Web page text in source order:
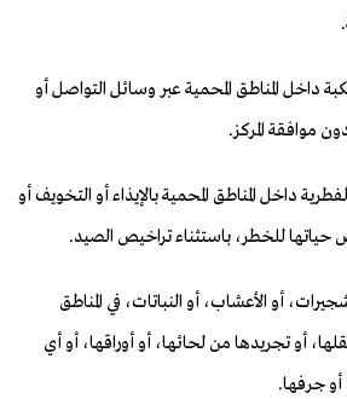
داخل المناطق المحمية عبر وسائل التواصل أو
موافقة المركز.
داخل المناطق المحمية بالإيذاء أو التخويف أو
حياتها للخطر، باستثناء تراخيص الصيد.
أو الأعشاب، أو النباتات، في المناطق
أو تجريدها من لحائها، أو أوراقها، أو أي
أو جرفها.